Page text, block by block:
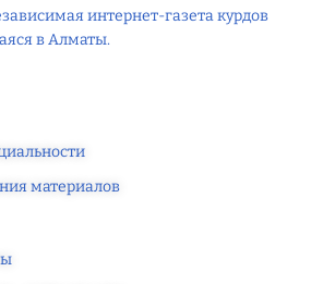
интернет-газета курдов
в Алматы.
материалов